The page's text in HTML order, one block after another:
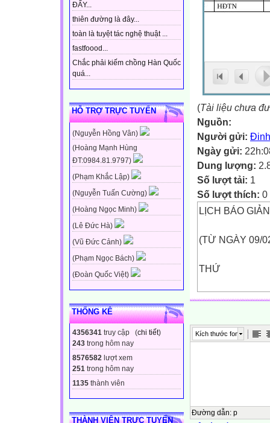
ĐẤY...
thiên đường là đây...
toàn là tuyệt tác nghệ thuật ...
fastfoood...
Chắc phải kiếm chồng Hàn Quốc
quá...
HỖ TRỢ TRỰC TUYẾN
(Nguyễn Hồng Vân)
(Hoàng Mạnh Hùng
ĐT:0984.81.9797)
(Phạm Khắc Lập)
(Nguyễn Tuấn Cường)
(Hoàng Ngọc Minh)
(Lê Đức Hà)
(Vũ Đức Cảnh)
(Phạm Ngọc Bách)
(Đoàn Quốc Việt)
THỐNG KÊ
4356341 truy cập (chi tiết)
243 trong hôm nay
8576582 lượt xem
251 trong hôm nay
1135 thành viên
THÀNH VIÊN TRỰC TUYẾN
(Tài liệu chưa
Nguồn:
Người gửi:
Ngày gửi:
Dung lượng:
Số lượt tải: 1
Số lượt thích: 0
LỊCH BÁO
(TỪ NGÀY 09/
THỨ
BUỔI
Sáng
Hai
Kích thước font
Đường dẫn: p